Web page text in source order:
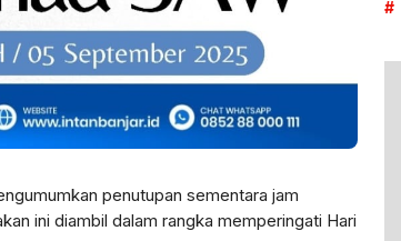
penutupan sementara jam
ini diambil dalam rangka memperingati Hari
#